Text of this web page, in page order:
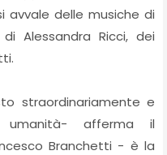
avvale delle musiche di
Alessandra Ricci, dei
straordinariamente e
umanità- afferma il
Branchetti - è la